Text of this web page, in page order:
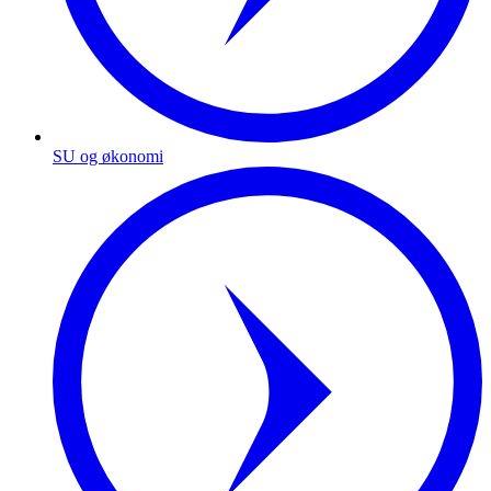
SU og økonomi